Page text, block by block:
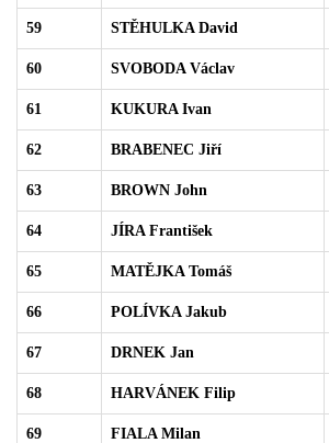
59 STĚHULKA David
60 SVOBODA Václav
61 KUKURA Ivan
62 BRABENEC Jiří
63 BROWN John
64 JÍRA František
65 MATĚJKA Tomáš
66 POLÍVKA Jakub
67 DRNEK Jan
68 HARVÁNEK Filip
69 FIALA Milan